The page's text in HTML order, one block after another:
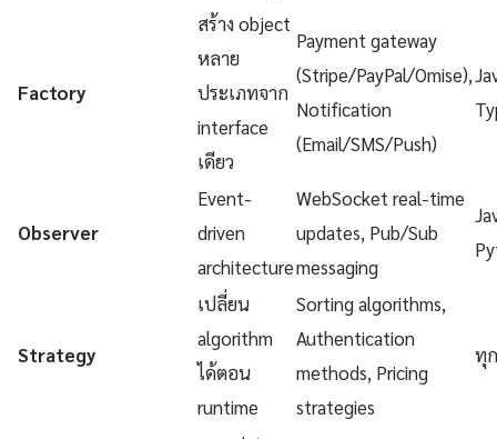
Factory
สร้าง object
หลาย
ประเภทจาก
interface
เดียว
Payment gateway
(Stripe/PayPal/Omise),
Notification
(Email/SMS/Push)
Observer
Event-
driven
architecture
WebSocket real-time
updates, Pub/Sub
messaging
Strategy
เปลี่ยน
algorithm
ได้ตอน
runtime
Sorting algorithms,
Authentication
methods, Pricing
strategies
ทุ